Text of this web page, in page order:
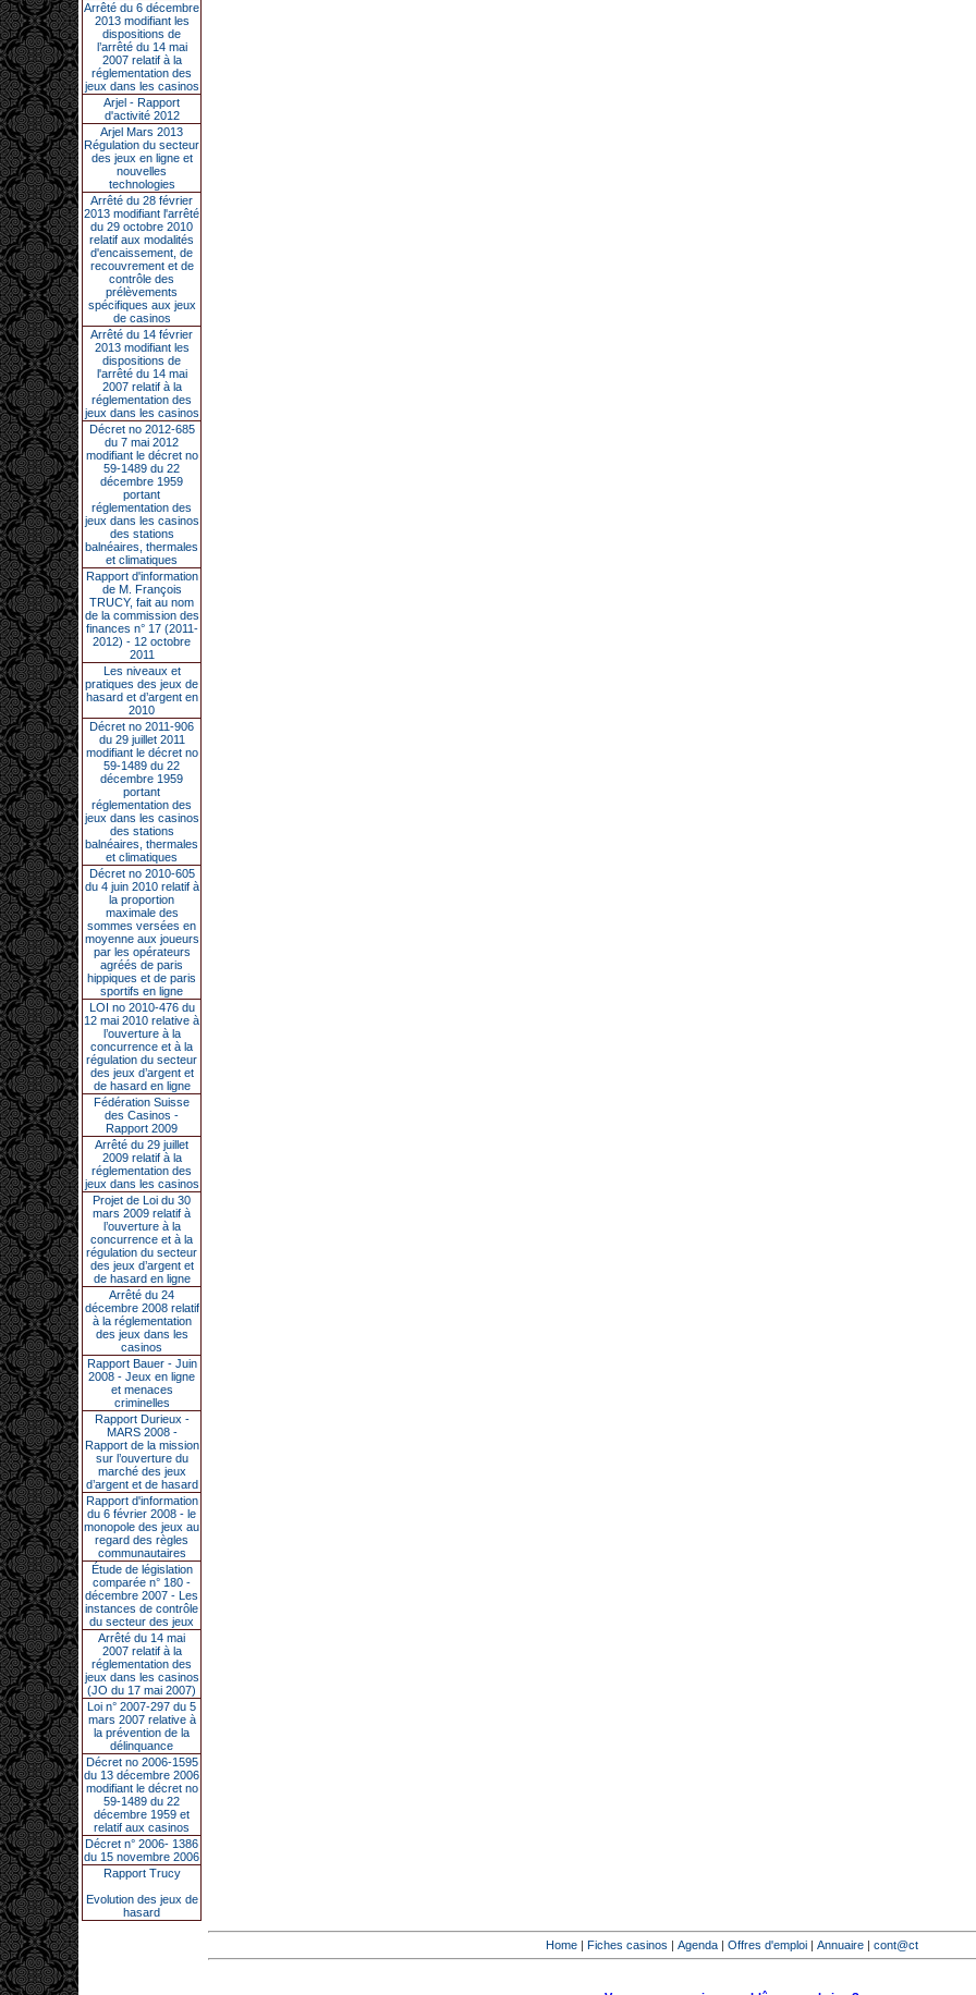
Arrêté du 6 décembre
2013 modifiant les
dispositions de
l’arrêté du 14 mai
2007 relatif à la
réglementation des
jeux dans les casinos
Arjel - Rapport
d'activité 2012
Arjel Mars 2013
Régulation du secteur
des jeux en ligne et
nouvelles
technologies
Arrêté du 28 février
2013 modifiant l'arrêté
du 29 octobre 2010
relatif aux modalités
d'encaissement, de
recouvrement et de
contrôle des
prélèvements
spécifiques aux jeux
de casinos
Arrêté du 14 février
2013 modifiant les
dispositions de
l'arrêté du 14 mai
2007 relatif à la
réglementation des
jeux dans les casinos
Décret no 2012-685
du 7 mai 2012
modifiant le décret no
59-1489 du 22
décembre 1959
portant
réglementation des
jeux dans les casinos
des stations
balnéaires, thermales
et climatiques
Rapport d'information
de M. François
TRUCY, fait au nom
de la commission des
finances n° 17 (2011-
2012) - 12 octobre
2011
Les niveaux et
pratiques des jeux de
hasard et d’argent en
2010
Décret no 2011-906
du 29 juillet 2011
modifiant le décret no
59-1489 du 22
décembre 1959
portant
réglementation des
jeux dans les casinos
des stations
balnéaires, thermales
et climatiques
Décret no 2010-605
du 4 juin 2010 relatif à
la proportion
maximale des
sommes versées en
moyenne aux joueurs
par les opérateurs
agréés de paris
hippiques et de paris
sportifs en ligne
LOI no 2010-476 du
12 mai 2010 relative à
l’ouverture à la
concurrence et à la
régulation du secteur
des jeux d’argent et
de hasard en ligne
Fédération Suisse
des Casinos -
Rapport 2009
Arrêté du 29 juillet
2009 relatif à la
réglementation des
jeux dans les casinos
Projet de Loi du 30
mars 2009 relatif à
l’ouverture à la
concurrence et à la
régulation du secteur
des jeux d’argent et
de hasard en ligne
Arrêté du 24
décembre 2008 relatif
à la réglementation
des jeux dans les
casinos
Rapport Bauer - Juin
2008 - Jeux en ligne
et menaces
criminelles
Rapport Durieux -
MARS 2008 -
Rapport de la mission
sur l’ouverture du
marché des jeux
d’argent et de hasard
Rapport d'information
du 6 février 2008 - le
monopole des jeux au
regard des règles
communautaires
Étude de législation
comparée n° 180 -
décembre 2007 - Les
instances de contrôle
du secteur des jeux
Arrêté du 14 mai
2007 relatif à la
réglementation des
jeux dans les casinos
(JO du 17 mai 2007)
Loi n° 2007-297 du 5
mars 2007 relative à
la prévention de la
délinquance
Décret no 2006-1595
du 13 décembre 2006
modifiant le décret no
59-1489 du 22
décembre 1959 et
relatif aux casinos
Décret n° 2006- 1386
du 15 novembre 2006
Rapport Trucy
Evolution des jeux de
hasard
Home | Fiches casinos | Agenda | Offres d'emploi | Annuaire | cont@ct